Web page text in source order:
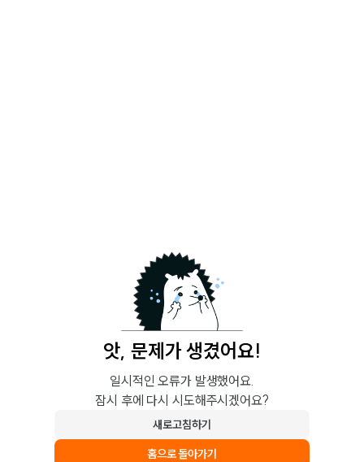
앗, 문제가 생겼어요!
일시적인 오류가 발생했어요.
잠시 후에 다시 시도해주시겠어요?
새로고침하기
홈으로 돌아가기